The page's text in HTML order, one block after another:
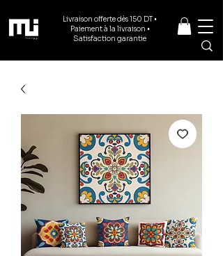
Livraison offerte dès 150 DT •
Paiement à la livraison •
Satisfaction garantie